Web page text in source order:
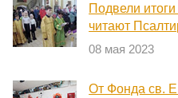
Подвели
читают
08 мая 2023
От Фонда св.